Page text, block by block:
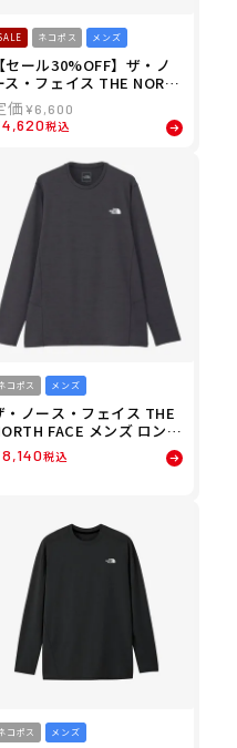
ネコポス メンズ
【セール30%OFF】ザ・ノ
ス・フェイス THE NORT
FACE メンズ ロングスリ
ブバックスクエアロゴテ
ー 長袖 ロンT NT32442-
¥6,600
4,620税込
コポス メンズ
・ノース・フェイス THE
FACE メンズ ロング
リーブ フラッシュドライ
リーディー クルー L/S FL
8,140税込
コポス メンズ